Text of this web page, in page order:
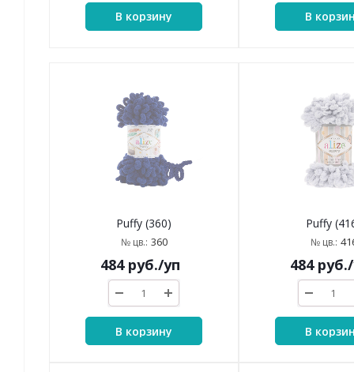
В корзину В
Puffy (360)
№ цв.: 360
484руб./уп
В корзину
Puffy
№ цв.:
484руб.
В